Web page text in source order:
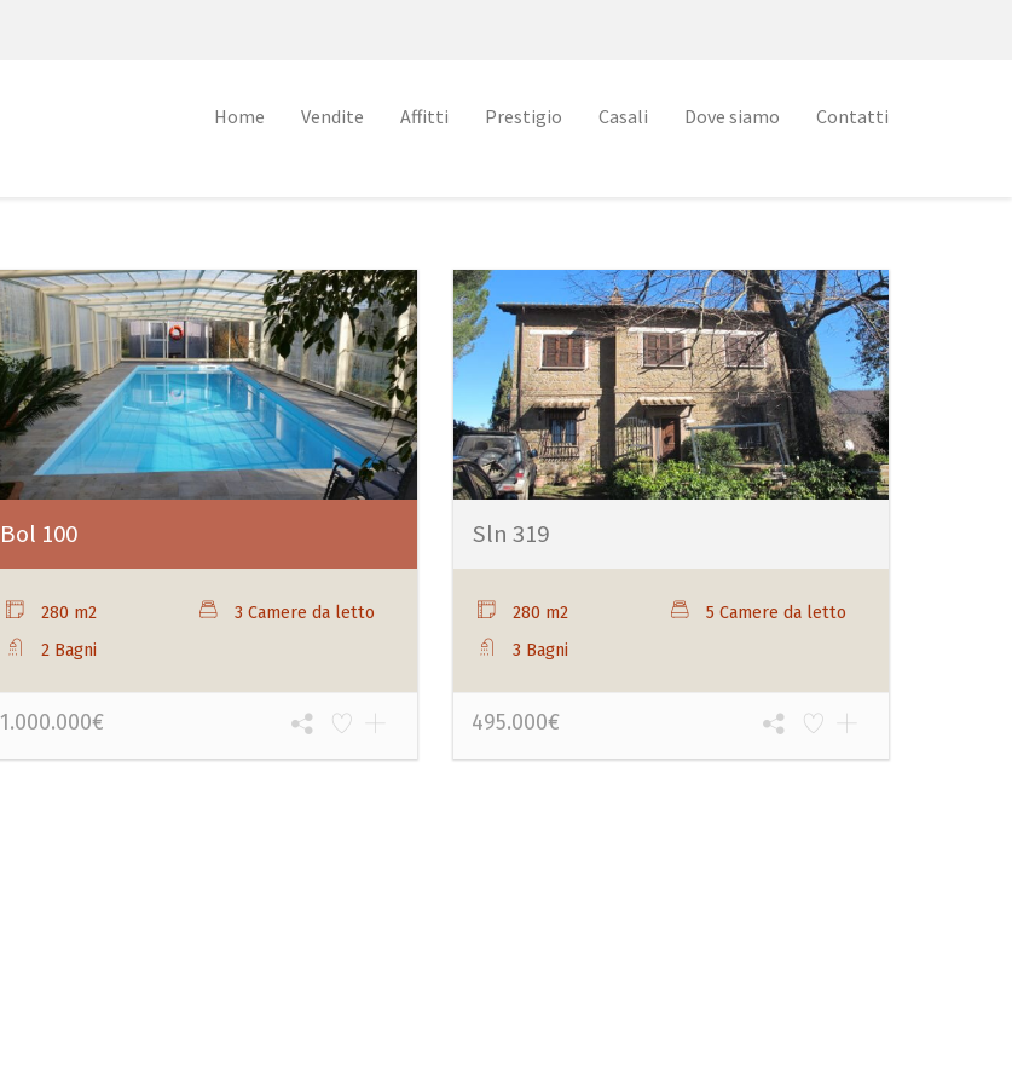
Home Vendite Affitti Prestigio Casali Dove siamo Contatti
Bol 100
280 m2
3 Camere da letto
2 Bagni
1.000.000€
Sln 319
280 m2
5 Camere da letto
3 Bagni
495.000€